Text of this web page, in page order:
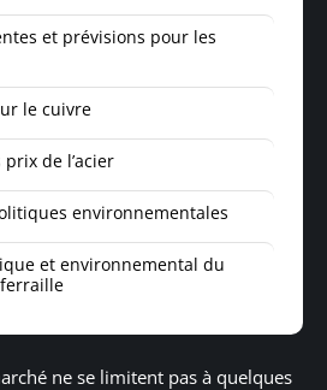
et prévisions pour les
le cuivre
de l’acier
environnementales
et environnemental du
ne se limitent pas à quelques